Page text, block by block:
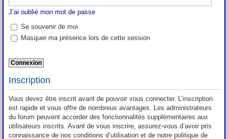
J’ai oublié mon mot de passe
Se souvenir de moi
Masquer ma présence lors de cette session
Inscription
Vous devez être inscrit avant de pouvoir vous connecter. L’inscription
est rapide et vous offre de nombreux avantages. Les administrateurs
du forum peuvent accorder des fonctionnalités supplémentaires aux
utilisateurs inscrits. Avant de vous inscrire, assurez-vous d’avoir pris
connaissance de nos conditions d’utilisation et de notre politique de